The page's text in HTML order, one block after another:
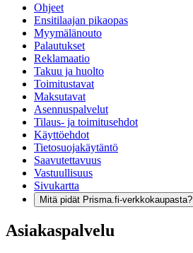
Ohjeet
Ensitilaajan pikaopas
Myymälänouto
Palautukset
Reklamaatio
Takuu ja huolto
Toimitustavat
Maksutavat
Asennuspalvelut
Tilaus- ja toimitusehdot
Käyttöehdot
Tietosuojakäytäntö
Saavutettavuus
Vastuullisuus
Sivukartta
Mitä pidät Prisma.fi-verkkokaupasta?
Asiakaspalvelu